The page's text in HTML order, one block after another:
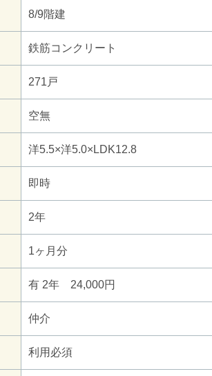
8/9階建
鉄筋コンクリート
271戸
空無
洋5.5×洋5.0×LDK12.8
即時
2年
1ヶ月分
有 2年 24,000円
仲介
利用必須